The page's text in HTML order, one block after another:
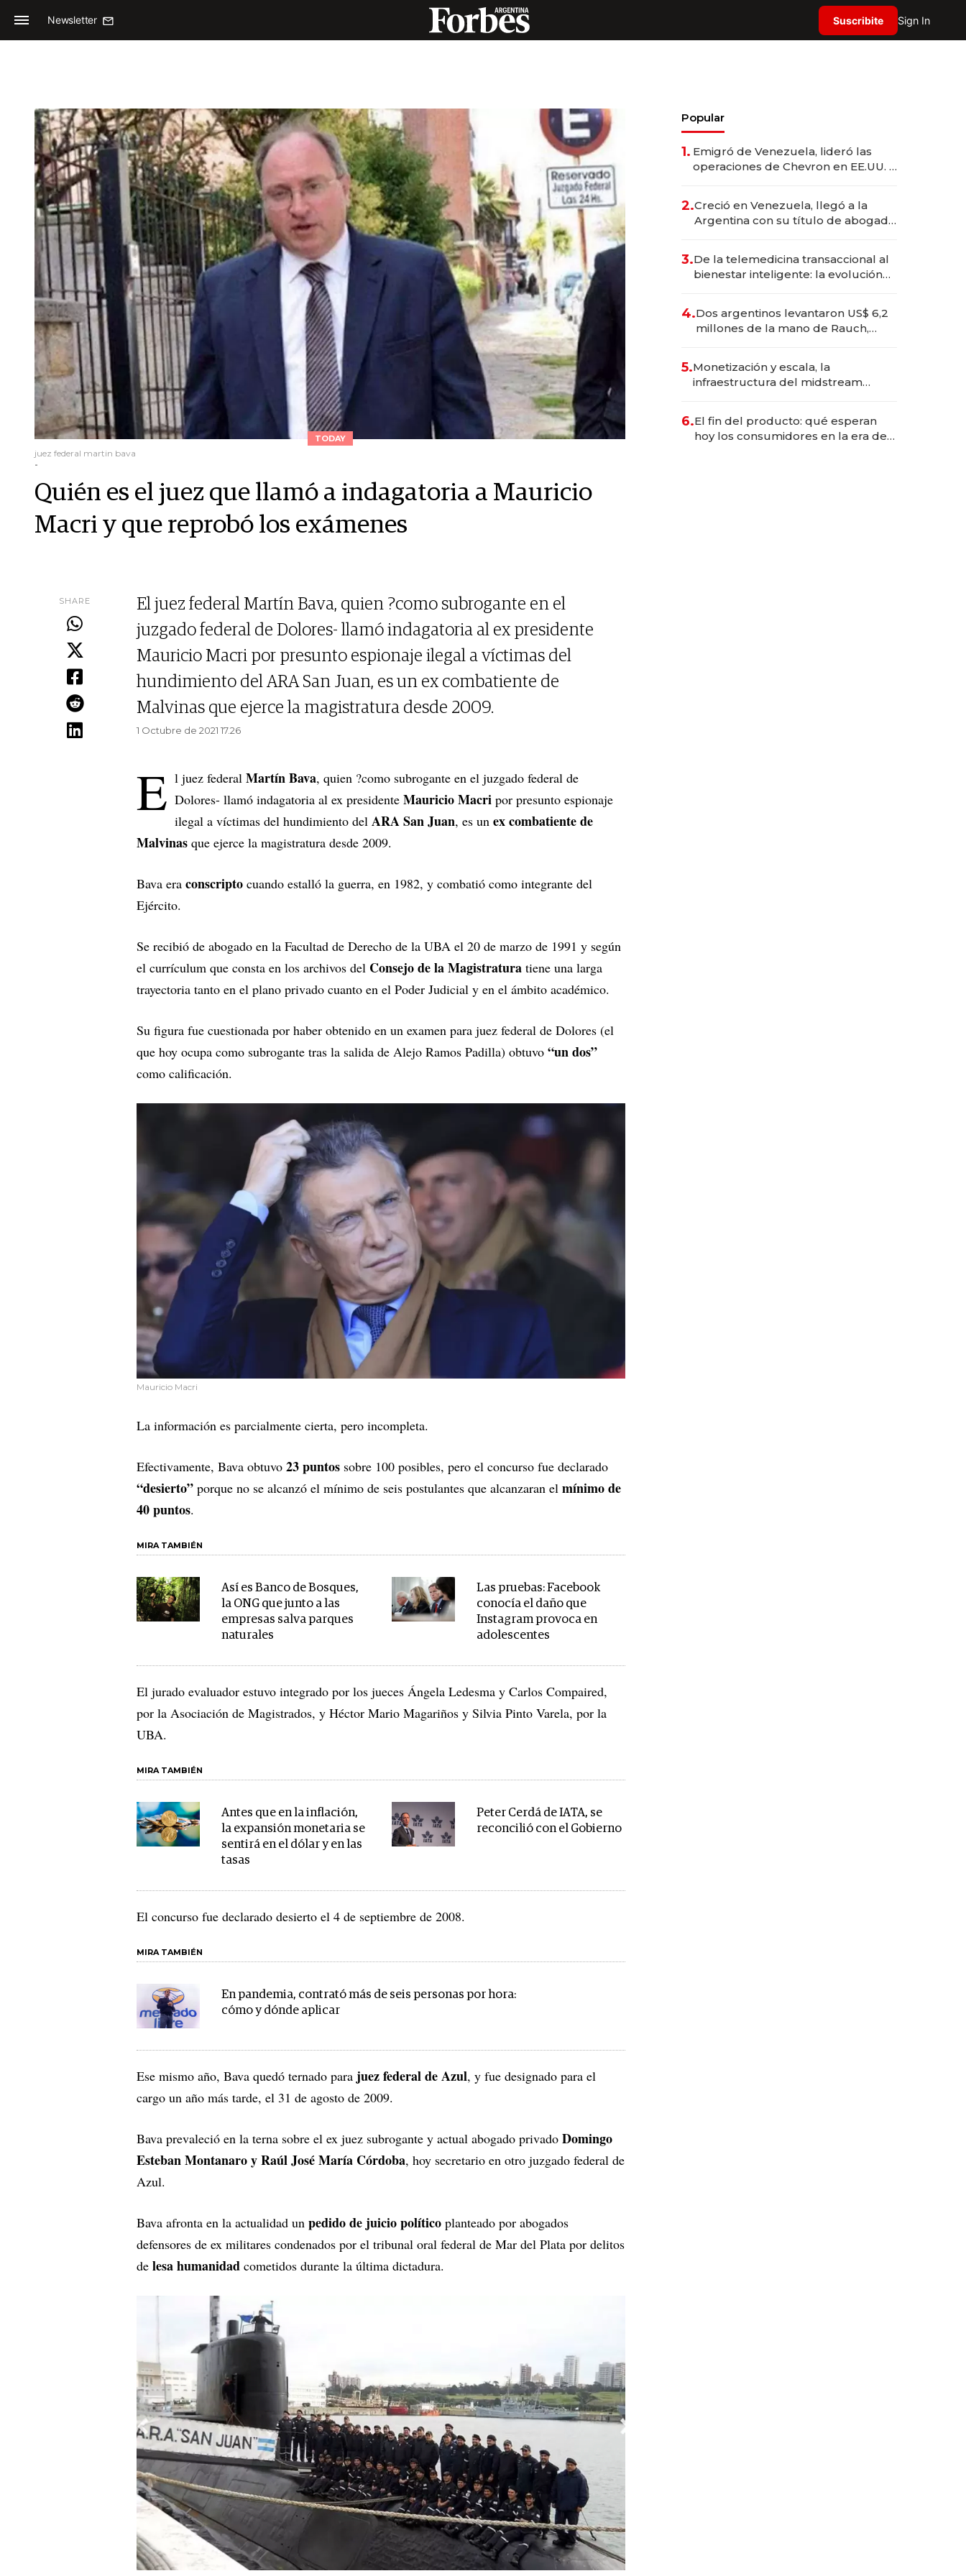
Newsletter Suscribite Sign In
TODAY
juez federal martin bava
-
Quién es el juez que llamó a indagatoria a Mauricio
Macri y que reprobó los exámenes
SHARE
El juez federal Martín Bava, quien ?como subrogante en el
juzgado federal de Dolores- llamó indagatoria al ex presidente
Mauricio Macri por presunto espionaje ilegal a víctimas del
hundimiento del ARA San Juan, es un ex combatiente de
Malvinas que ejerce la magistratura desde 2009.
1 Octubre de 2021 17.26
E l juez federal Martín Bava, quien ?como subrogante en el juzgado federal de
Dolores- llamó indagatoria al ex presidente Mauricio Macri por presunto espionaje
ilegal a víctimas del hundimiento del ARA San Juan, es un ex combatiente de
Malvinas que ejerce la magistratura desde 2009.
Bava era conscripto cuando estalló la guerra, en 1982, y combatió como integrante del
Ejército.
Se recibió de abogado en la Facultad de Derecho de la UBA el 20 de marzo de 1991 y según
el currículum que consta en los archivos del Consejo de la Magistratura tiene una larga
trayectoria tanto en el plano privado cuanto en el Poder Judicial y en el ámbito académico.
Su figura fue cuestionada por haber obtenido en un examen para juez federal de Dolores (el
que hoy ocupa como subrogante tras la salida de Alejo Ramos Padilla) obtuvo “un dos”
como calificación.
Mauricio Macri
La información es parcialmente cierta, pero incompleta.
Efectivamente, Bava obtuvo 23 puntos sobre 100 posibles, pero el concurso fue declarado
“desierto” porque no se alcanzó el mínimo de seis postulantes que alcanzaran el mínimo de
40 puntos.
MIRA TAMBIÉN
Así es Banco de Bosques,
la ONG que junto a las
empresas salva parques
naturales
Las pruebas: Facebook
conocía el daño que
Instagram provoca en
adolescentes
El jurado evaluador estuvo integrado por los jueces Ángela Ledesma y Carlos Compaired,
por la Asociación de Magistrados, y Héctor Mario Magariños y Silvia Pinto Varela, por la
UBA.
MIRA TAMBIÉN
Antes que en la inflación,
la expansión monetaria se
sentirá en el dólar y en las
tasas
Peter Cerdá de IATA, se
reconcilió con el Gobierno
El concurso fue declarado desierto el 4 de septiembre de 2008.
MIRA TAMBIÉN
En pandemia, contrató más de seis personas por hora:
cómo y dónde aplicar
Ese mismo año, Bava quedó ternado para juez federal de Azul, y fue designado para el
cargo un año más tarde, el 31 de agosto de 2009.
Bava prevaleció en la terna sobre el ex juez subrogante y actual abogado privado Domingo
Esteban Montanaro y Raúl José María Córdoba, hoy secretario en otro juzgado federal de
Azul.
Bava afronta en la actualidad un pedido de juicio político planteado por abogados
defensores de ex militares condenados por el tribunal oral federal de Mar del Plata por delitos
de lesa humanidad cometidos durante la última dictadura.
Popular
1. Emigró de Venezuela, lideró las
operaciones de Chevron en EE.UU. y
2.Creció en Venezuela, llegó a la
Argentina con su título de abogado
marcas "fast premium"
3.De la telemedicina transaccional al
bienestar inteligente: la evolución
4.Dos argentinos levantaron US$ 6,2
millones de la mano de Rauch,
5.Monetización y escala, la
infraestructura del midstream
6.El fin del producto: qué esperan
hoy los consumidores en la era de